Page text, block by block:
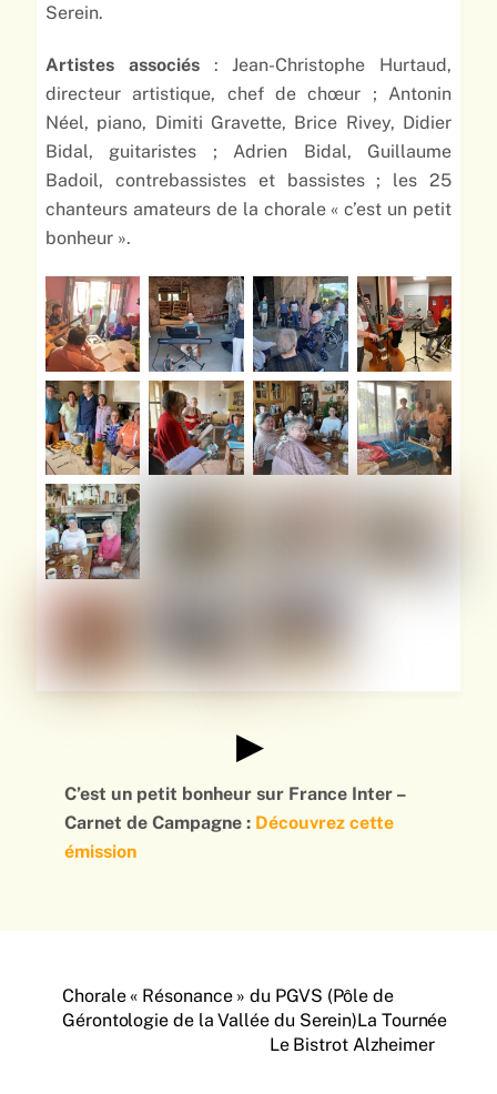
Serein.
Artistes associés: Jean-Christophe Hurtaud,
directeur artistique, chef de chœur ; Antonin
Néel, piano, Dimiti Gravette, Brice Rivey, Didier
Bidal, guitaristes ; Adrien Bidal, Guillaume
Badoil, contrebassistes et bassistes ; les 25
chanteurs amateurs de la chorale « c’est un petit
bonheur ».
▶
C’est un petit bonheur sur France Inter –
Carnet de Campagne : Découvrez cette
émission
Chorale « Résonance » du PGVS (Pôle de
Gérontologie de la Vallée du Serein)La Tournée
Le Bistrot Alzheimer